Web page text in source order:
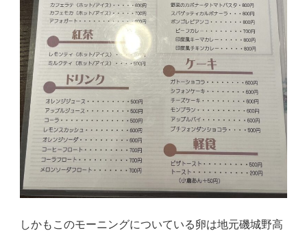
しかもこのモーニングについている卵は地元磯城野高